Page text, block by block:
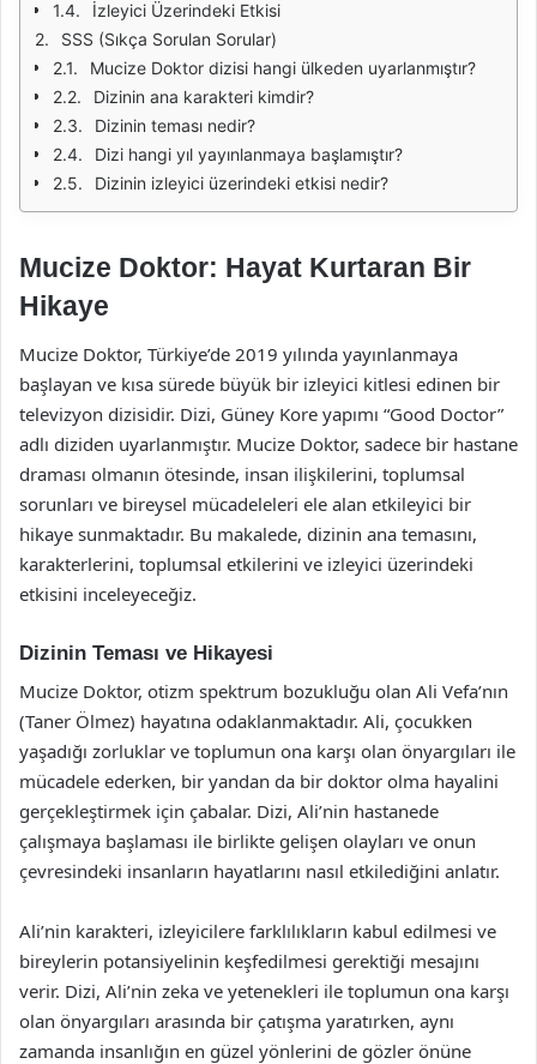
İzleyici Üzerindeki Etkisi
SSS (Sıkça Sorulan Sorular)
Mucize Doktor dizisi hangi ülkeden uyarlanmıştır?
Dizinin ana karakteri kimdir?
Dizinin teması nedir?
Dizi hangi yıl yayınlanmaya başlamıştır?
Dizinin izleyici üzerindeki etkisi nedir?
Mucize Doktor: Hayat Kurtaran Bir
Hikaye
Mucize Doktor, Türkiye’de 2019 yılında yayınlanmaya
başlayan ve kısa sürede büyük bir izleyici kitlesi edinen bir
televizyon dizisidir. Dizi, Güney Kore yapımı “Good Doctor”
adlı diziden uyarlanmıştır. Mucize Doktor, sadece bir hastane
draması olmanın ötesinde, insan ilişkilerini, toplumsal
sorunları ve bireysel mücadeleleri ele alan etkileyici bir
hikaye sunmaktadır. Bu makalede, dizinin ana temasını,
karakterlerini, toplumsal etkilerini ve izleyici üzerindeki
etkisini inceleyeceğiz.
Dizinin Teması ve Hikayesi
Mucize Doktor, otizm spektrum bozukluğu olan Ali Vefa’nın
(Taner Ölmez) hayatına odaklanmaktadır. Ali, çocukken
yaşadığı zorluklar ve toplumun ona karşı olan önyargıları ile
mücadele ederken, bir yandan da bir doktor olma hayalini
gerçekleştirmek için çabalar. Dizi, Ali’nin hastanede
çalışmaya başlaması ile birlikte gelişen olayları ve onun
çevresindeki insanların hayatlarını nasıl etkilediğini anlatır.
Ali’nin karakteri, izleyicilere farklılıkların kabul edilmesi ve
bireylerin potansiyelinin keşfedilmesi gerektiği mesajını
verir. Dizi, Ali’nin zeka ve yetenekleri ile toplumun ona karşı
olan önyargıları arasında bir çatışma yaratırken, aynı
zamanda insanlığın en güzel yönlerini de gözler önüne